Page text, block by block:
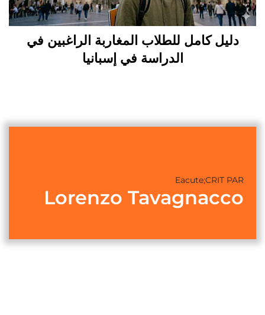
دليل كامل للطلاب المغاربة الراغبين في
الدراسة في إسبانيا
Eacute;CRIT PAR
Lorenzo Tavagnacco